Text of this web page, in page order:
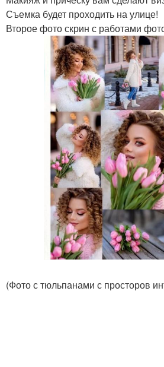
Съемка будет проходить на улице!
Второе фото скрин с работами
(Фото с тюльпанами с просторов